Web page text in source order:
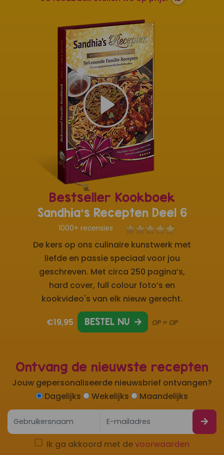
Ontvang de nieuwste recepten
Jouw gepersonaliseerde nieuwsbrief ontvangen?
Dagelijks
Wekelijks Maandelijks
Ik ga akkoord met devoorwaarden
Bestseller Kookboek
Sandhia's Recepten Deel 6
1000+ recensies
De kers op ons culinaire kunstwerk met
liefde en passie speciaal voor jou
geschreven. Met circa 250 pagina’s,
hard cover, full colour foto’s en
kookvideo's van elk nieuw gerecht.
€19,95 BESTEL NU OP = OP